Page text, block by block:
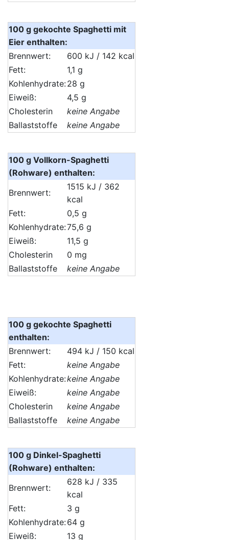
100 g gekochte Spaghetti mit
Eier enthalten:
Brennwert:
600 kJ / 142 kcal
Fett:
1,1 g
Kohlenhydrate:28 g
Eiweiß:
4,5 g
Cholesterin
keine Angabe
Ballaststoffe
keine Angabe
100 g Vollkorn-Spaghetti
(Rohware) enthalten:
Brennwert:
1515 kJ / 362
kcal
Fett:
0,5 g
Kohlenhydrate:75,6 g
Eiweiß:
11,5 g
Cholesterin
0 mg
Ballaststoffe
keine Angabe
100 g gekochte Spaghetti
enthalten:
Brennwert:
494 kJ / 150 kcal
Fett:
keine Angabe
Kohlenhydrate:keine Angabe
Eiweiß:
keine Angabe
Cholesterin
keine Angabe
Ballaststoffe
keine Angabe
100 g Dinkel-Spaghetti
(Rohware) enthalten:
Brennwert:
628 kJ / 335
kcal
Fett:
3 g
Kohlenhydrate:64 g
Eiweiß:
13 g